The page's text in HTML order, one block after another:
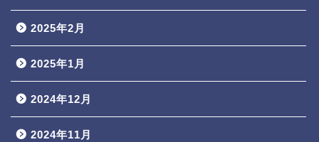
2025年2月
2025年1月
2024年12月
2024年11月